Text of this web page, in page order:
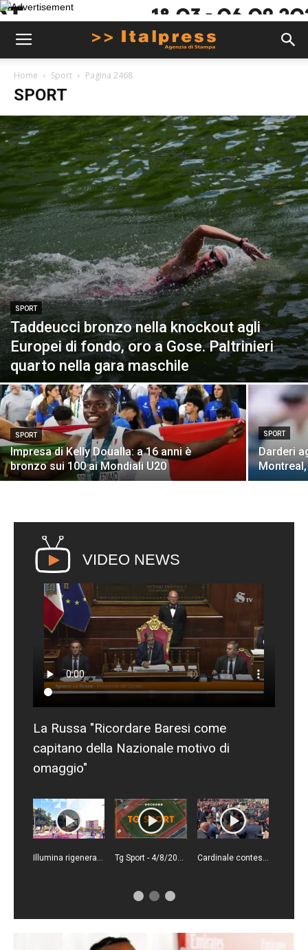
Home Sport Pagina 2468
SPORT
SPORT
Taddeucci bronzo nella knockout agli
Europei di fondo, oro a Gose. Paltrinieri
quarto nella gara maschile
SPORT
Impresa di Kelly Doualla: a 16 anni è
bronzo sui 100 ai Mondiali U20
SPORT
Darderi
VIDEO NEWS
La Russa "Ricordare Baresi come
capitano della Nazionale motivo di
omaggio"
Illumina rigenera un'area di Trapani segnata dallo spaccio Tg Sport - 4/8/2026 Cardinale contestato dai tifosi del Milan ai funerali di Baresi